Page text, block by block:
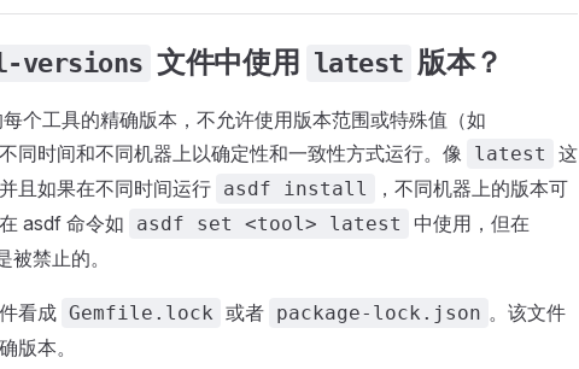
versions 文件中使用 latest 版本？
个工具的精确版本，不允许使用版本范围或特殊值（如
同时间和不同机器上以确定性和一致性方式运行。像 latest
这
且如果在不同时间运行 asdf install
，不同机器上的版本可
asdf 命令如
asdf set <tool> latest 中使用，但在
被禁止的。
看成 Gemfile.lock 或者 package-lock.json 。该文件
版本。